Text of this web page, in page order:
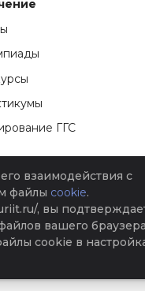
ГГС
взаимодействия с
файлы cookie.
, вы
вашего
cookie в